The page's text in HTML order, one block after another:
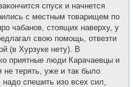
спуск и начнется
с местным товарищем по
чабанов, стоящих наверху, у
свою помощь, отвезти
(в Хурзуке нету). В
приятные люди Карачаевцы и
терять, уже и так было
спешить изо всех сил,